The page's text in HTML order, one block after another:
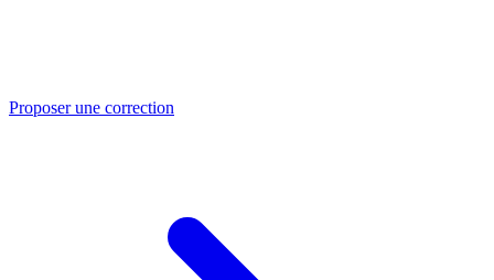
Proposer une correction